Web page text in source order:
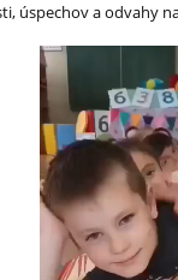
úspechov a odvahy